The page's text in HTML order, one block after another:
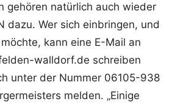
gehören natürlich auch wieder
dazu. Wer sich einbringen, und
kann eine E-Mail an
walldorf.de schreiben
unter der Nummer 06105-938
melden. „Einige